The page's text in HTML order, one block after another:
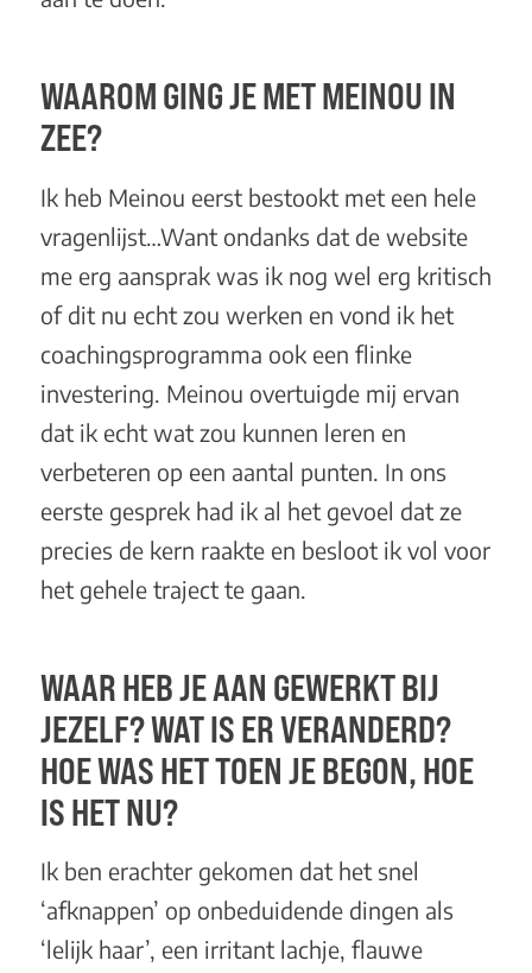
WAAROM GING JE MET MEINOU IN
ZEE?
Ik heb Meinou eerst bestookt met een hele
vragenlijst…Want ondanks dat de website
me erg aansprak was ik nog wel erg kritisch
of dit nu echt zou werken en vond ik het
coachingsprogramma ook een flinke
investering. Meinou overtuigde mij ervan
dat ik echt wat zou kunnen leren en
verbeteren op een aantal punten. In ons
eerste gesprek had ik al het gevoel dat ze
precies de kern raakte en besloot ik vol voor
het gehele traject te gaan.
WAAR HEB JE AAN GEWERKT BIJ
JEZELF? WAT IS ER VERANDERD?
HOE WAS HET TOEN JE BEGON, HOE
IS HET NU?
Ik ben erachter gekomen dat het snel
‘afknappen’ op onbeduidende dingen als
‘lelijk haar’, een irritant lachje, flauwe